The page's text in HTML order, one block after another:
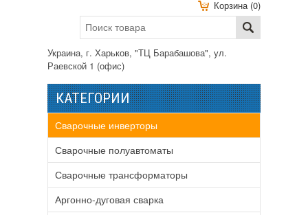
Корзина (0)
Украина, г. Харьков, "ТЦ Барабашова", ул.
Раевской 1 (офис)
КАТЕГОРИИ
Сварочные инверторы
Сварочные полуавтоматы
Сварочные трансформаторы
Аргонно-дуговая сварка